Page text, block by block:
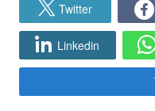
Twitter
Linkedin